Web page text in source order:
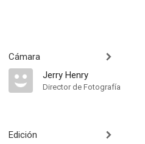
Cámara
Jerry Henry
Director de Fotografía
Edición